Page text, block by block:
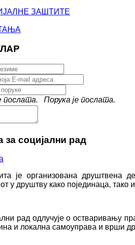
ЗАШТИТЕ
послата.
Порука је послата.
за социјални рад
је организована друштвена
у друштву како појединаца,
рад одлучује о остваривању
и локална самоуправа и врши